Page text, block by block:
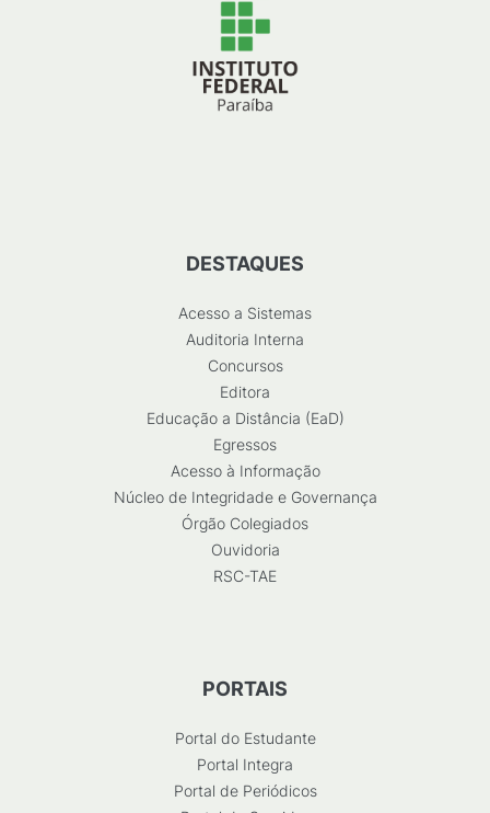
DESTAQUES
Acesso a Sistemas
Auditoria Interna
Concursos
Editora
Educação a Distância (EaD)
Egressos
Acesso à Informação
Núcleo de Integridade e Governança
Órgão Colegiados
Ouvidoria
RSC-TAE
PORTAIS
Portal do Estudante
Portal Integra
Portal de Periódicos